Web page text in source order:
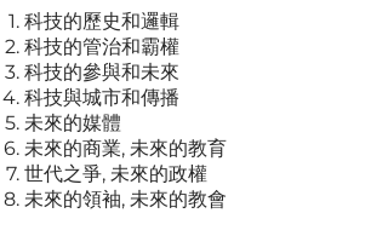
科技的歷史和邏輯
科技的管治和霸權
科技的參與和未來
科技與城市和傳播
未來的媒體
未來的商業, 未來的教育
世代之爭, 未來的政權
未來的領袖, 未來的教會